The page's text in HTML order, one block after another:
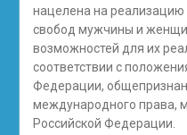
нацелена на
свобод мужчины и
возможностей для их
соответствии с
Федерации,
международного права,
Российской Федерации.